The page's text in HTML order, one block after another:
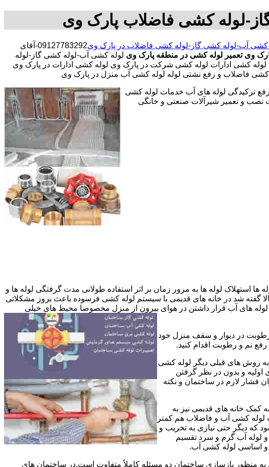
لوله کشی فاضلاب پارک وی
کشی آب-لوله کشی گاز-لوله کشی فاضلاب در پارک وی
09127783292-آقای
وی تعمیر لوله کشی در منطقه پارک وی لوله کشی آب-لوله کشی گاز-لوله
کشی ادارات لوله کشی شرکت در پارک وی لوله کشی ادارات در پارک وی
کشی فاضلاب و رفع نشتی لوله لوله کشی آب منزل در پارک وی
ترکیدگی لوله های آب خدمات لوله کشی
نصب و تعمیر شیرآلات صنعتی و خانگی
استهلاک لوله ها به مرور زمان بر اثر استفاده طولانی مدت گرفتگی لوله ها و
گفته شد در خانه های قدیمی با سیستم لوله کشی فرسوده باعث بروز مشکلاتی
های آب قرار داشتن در هوای بیرون از منزل مخصوصا محیط های خیلی
در دیوار و سقف منزل خود
نم و رطوبت اقدام کنید.
به روش های قبلی دیگر لوله کشی
و بدون در نظر گرفتن
لازم در ساختمان و نکته
کمک خانه های قدیمی نیز به
لوله کشی آب و فاضلاب هم کمتر
که دیگر حتی نیازی به تخریب و
و لوله آب گرم و سرد تقسیم
و اساسی لوله کشی آب.
بازسازی ساختمان دو مسئله کاملاً متفاوت است.در ساختمان های